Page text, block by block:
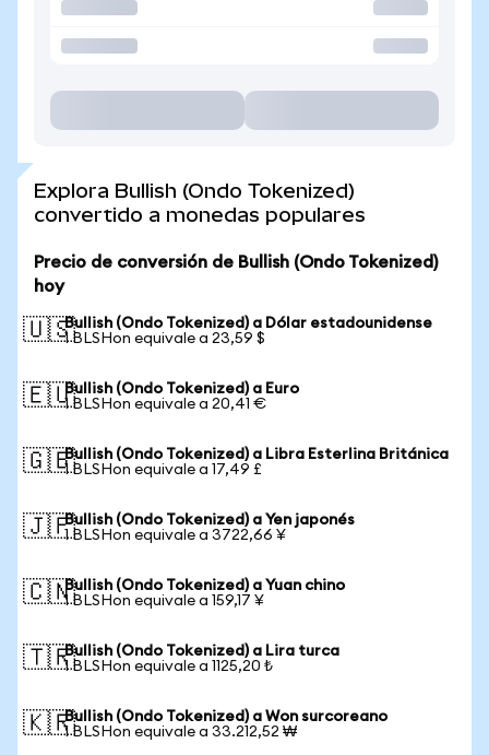
Explora Bullish (Ondo Tokenized)
convertido a monedas populares
Precio de conversión de Bullish (Ondo Tokenized)
hoy
🇺🇸Bullish (Ondo Tokenized) a Dólar estadounidense
1 BLSHon equivale a 23,59 $
🇪🇺Bullish (Ondo Tokenized) a Euro
1 BLSHon equivale a 20,41 €
🇬🇧Bullish (Ondo Tokenized) a Libra Esterlina Británica
1 BLSHon equivale a 17,49 £
🇯🇵Bullish (Ondo Tokenized) a Yen japonés
1 BLSHon equivale a 3722,66 ¥
🇨🇳Bullish (Ondo Tokenized) a Yuan chino
1 BLSHon equivale a 159,17 ¥
🇹🇷Bullish (Ondo Tokenized) a Lira turca
1 BLSHon equivale a 1125,20 ₺
🇰🇷Bullish (Ondo Tokenized) a Won surcoreano
1 BLSHon equivale a 33.212,52 ₩